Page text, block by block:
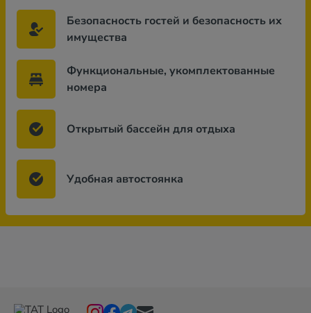
Безопасность гостей и безопасность их
имущества
Функциональные, укомплектованные
номера
Открытый бассейн для отдыха
Удобная автостоянка